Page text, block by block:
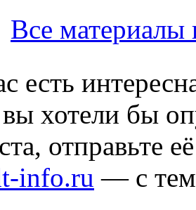
Все
есть
хотели бы
отправьте
info.ru — с